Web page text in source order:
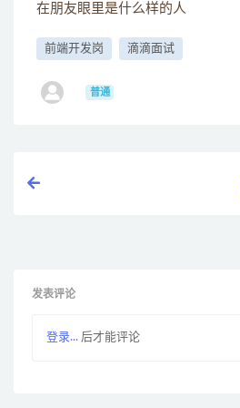
在朋友眼里是什么样的人
前端开发岗 滴滴面试
普通
发表评论
登录... 后才能评论